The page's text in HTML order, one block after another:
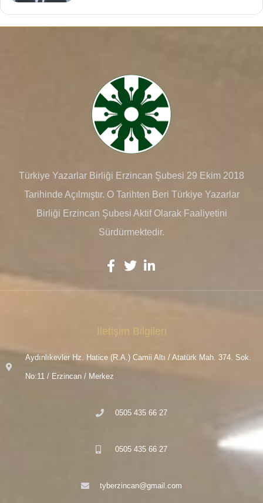
Türkiye Yazarlar Birliği Erzincan Şubesi 29 Ekim 2018
Tarihinde Açılmıştır. O Tarihten Beri Türkiye Yazarlar
Birliği Erzincan Şubesi Aktif Olarak Faaliyetini
Sürdürmektedir.
İletişim Bilgileri
Aydınlıkevler Hz. Hatice (R.A.) Camii Altı / Atatürk Mah. 374. Sok.
No:11 / Erzincan / Merkez
0505 435 66 27
0505 435 66 27
tyberzincan@gmail.com